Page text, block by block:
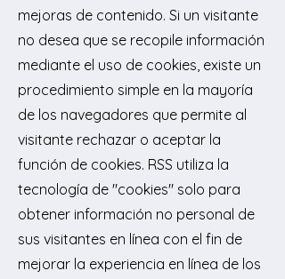
mejoras de contenido. Si un visitante
no desea que se recopile información
mediante el uso de cookies, existe un
procedimiento simple en la mayoría
de los navegadores que permite al
visitante rechazar o aceptar la
función de cookies. RSS utiliza la
tecnología de "cookies" solo para
obtener información no personal de
sus visitantes en línea con el fin de
mejorar la experiencia en línea de los